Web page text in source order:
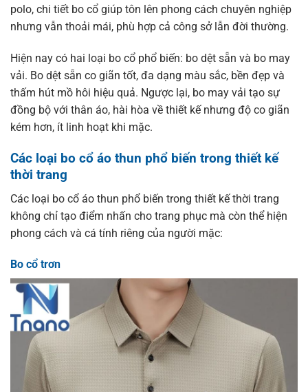
polo, chi tiết bo cổ giúp tôn lên phong cách chuyên nghiệp
nhưng vẫn thoải mái, phù hợp cả công sở lẫn đời thường.
Hiện nay có hai loại bo cổ phổ biến: bo dệt sẵn và bo may
vải. Bo dệt sẵn co giãn tốt, đa dạng màu sắc, bền đẹp và
thấm hút mồ hôi hiệu quả. Ngược lại, bo may vải tạo sự
đồng bộ với thân áo, hài hòa về thiết kế nhưng độ co giãn
kém hơn, ít linh hoạt khi mặc.
Các loại bo cổ áo thun phổ biến trong thiết kế
thời trang
Các loại bo cổ áo thun phổ biến trong thiết kế thời trang
không chỉ tạo điểm nhấn cho trang phục mà còn thể hiện
phong cách và cá tính riêng của người mặc:
Bo cổ trơn